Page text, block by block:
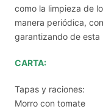
como la limpieza de
manera periódica,
garantizando de esta
CARTA:
Tapas y raciones:
Morro con tomate